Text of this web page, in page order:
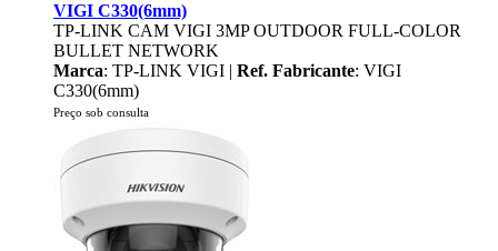
VIGI C330(6mm)
TP-LINK CAM VIGI 3MP OUTDOOR FULL-COLOR
BULLET NETWORK
Marca: TP-LINK VIGI | Ref. Fabricante: VIGI
C330(6mm)
Preço sob consulta